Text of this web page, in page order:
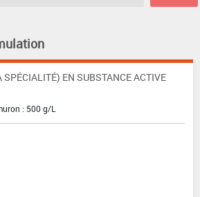
EN SUBSTANCE ACTIVE
: 500 g/L